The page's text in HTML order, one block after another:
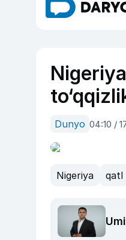
Dunyo 04:10 /
Nigeriya qatl